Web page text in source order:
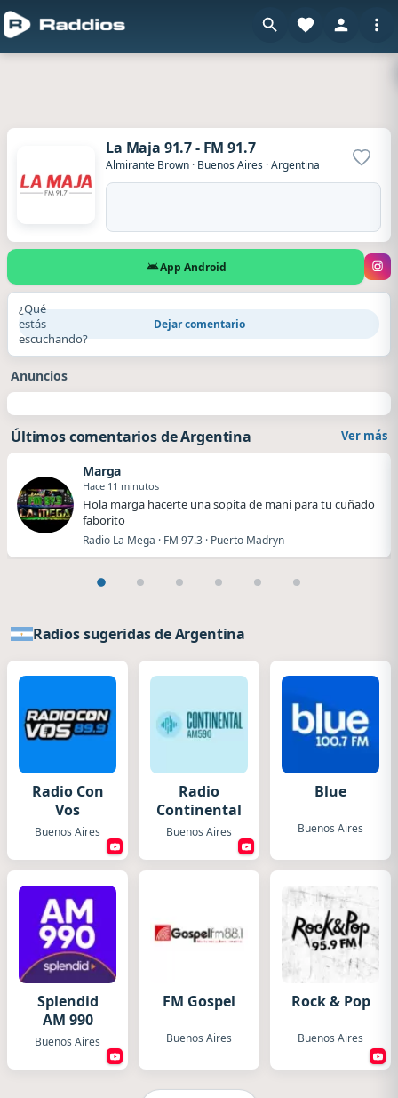
La Maja 91.7 - FM 91.7
Almirante Brown · Buenos Aires ·Argentina
App Android
¿Qué
estás
escuchando?
Dejar comentario
Anuncios
Últimos comentarios de Argentina Ver más
Marga
Hace 11 minutos
Hola marga hacerte una sopita de mani para tu cuñado
faborito
Radio La Mega · FM 97.3 · Puerto Madryn
Radios sugeridas de Argentina
Radio Con
Vos
Buenos Aires
Radio
Continental
Buenos Aires
Blue
Buenos Aires
Splendid
AM 990
Buenos Aires
FM Gospel
Buenos Aires
Rock & Pop
Buenos Aires